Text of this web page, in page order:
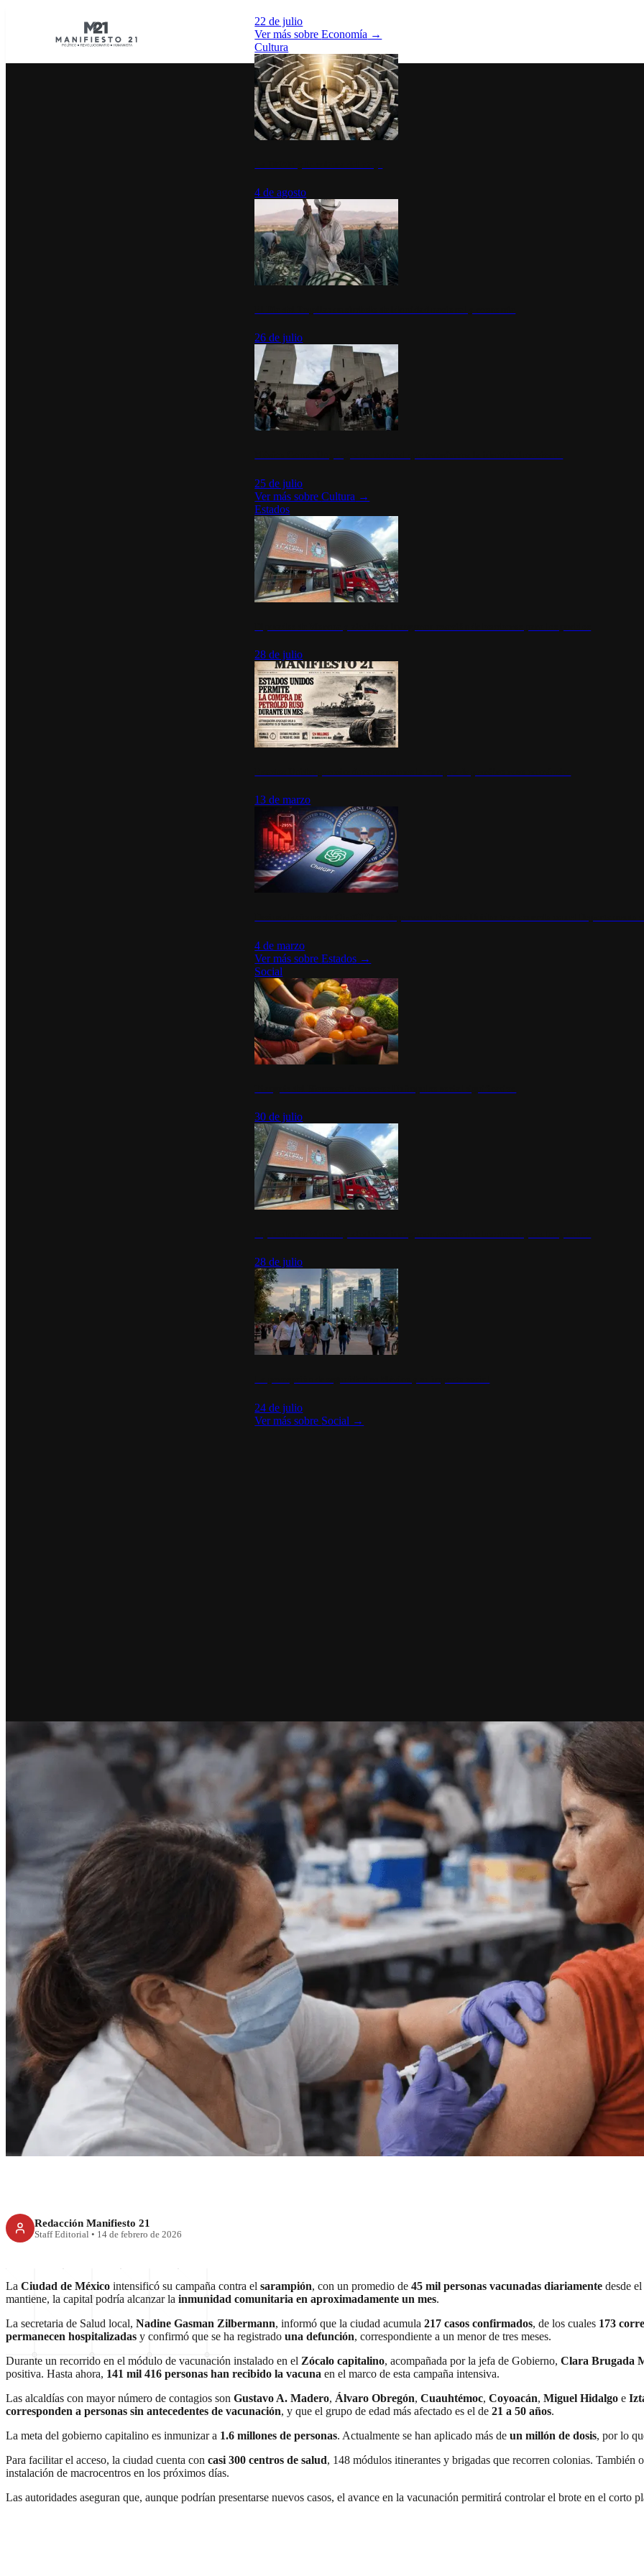
22 de julio
Ver más sobreEconomía →
Cultura
4 de agosto
26 de julio
25 de julio
Ver más sobreCultura →
Estados
28 de julio
13 de marzo
4 de marzo
Ver más sobreEstados →
Social
30 de julio
28 de julio
24 de julio
Ver más sobre Social →
RECIENTE
CDMX vacuna a 45 mil personas al
día contra el sarampión; buscan
inmunidad en un mes
Redacción Manifiesto 21
Staff Editorial • 14 de febrero de 2026
La Ciudad de México intensificó su campaña contra el sarampión, con un promedio de 45 mil personas vacunadas diariamente desde
mantiene, la capital podría alcanzar la inmunidad comunitaria en aproximadamente un mes.
La secretaria de Salud local, Nadine Gasman Zilbermann, informó que la ciudad acumula 217 casos confirmados, de los cuales 173
permanecen hospitalizadas y confirmó que se ha registrado una defunción, correspondiente a un menor de tres meses.
Durante un recorrido en el módulo de vacunación instalado en el Zócalo capitalino, acompañada por la jefa de Gobierno, Clara Brugada
positiva. Hasta ahora, 141 mil 416 personas han recibido la vacuna en el marco de esta campaña intensiva.
Las alcaldías con mayor número de contagios son Gustavo A. Madero, Álvaro Obregón, Cuauhtémoc, Coyoacán, Miguel Hidalgo e
corresponden a personas sin antecedentes de vacunación, y que el grupo de edad más afectado es el de 21 a 50 años.
La meta del gobierno capitalino es inmunizar a 1.6 millones de personas. Actualmente se han aplicado más de un millón de dosis, por lo
Para facilitar el acceso, la ciudad cuenta con casi 300 centros de salud, 148 módulos itinerantes y brigadas que recorren colonias. También
instalación de macrocentros en los próximos días.
Las autoridades aseguran que, aunque podrían presentarse nuevos casos, el avance en la vacunación permitirá controlar el brote en el corto